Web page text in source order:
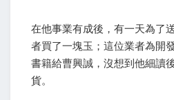
在他事業有成後，有一天為了
者買了一塊玉；這位業者為開
書籍給曹興誠，沒想到他細讀
貨。